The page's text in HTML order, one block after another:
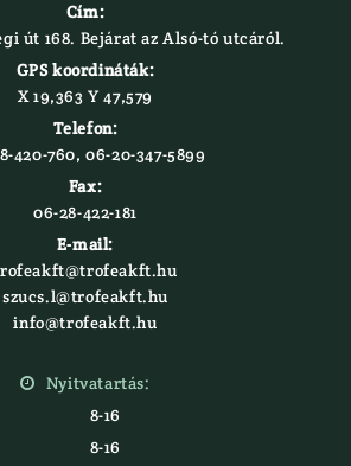
Cím:
út 168. Bejárat az Alsó-tó utcáról.
GPS koordináták:
X 19,363 Y 47,579‍
Telefon:
420-760, 06-20-347-5899
Fax:
06-28-422-181
E-mail:
szucs.l@trofeakft.hu
info@trofeakft.hu

Nyitvatartás:
8-16
8-16